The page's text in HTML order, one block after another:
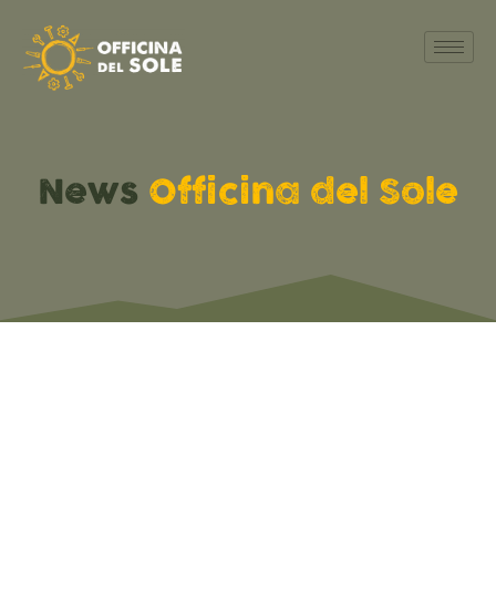
News Officina del Sole